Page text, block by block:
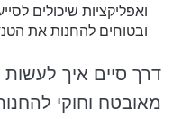
ואפליקציות שיכולים
ובטוחים להחנות את
דרך סיים איך
מאובטח וחוקי